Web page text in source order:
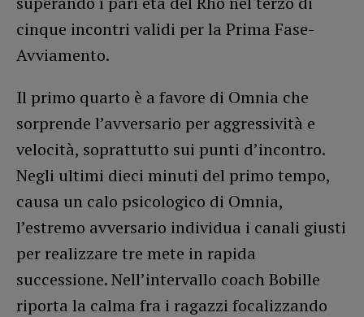
cinque incontri validi per la Prima Fase-
Avviamento.
Il primo quarto è a favore di Omnia che
sorprende l’avversario per aggressività e
velocità, soprattutto sui punti d’incontro.
Negli ultimi dieci minuti del primo tempo,
causa un calo psicologico di Omnia,
l’estremo avversario individua i canali giusti
per realizzare tre mete in rapida
successione. Nell’intervallo coach Bobille
riporta la calma fra i ragazzi focalizzando